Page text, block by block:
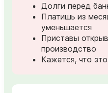
Долги перед
Платишь из
уменьшается
Приставы
производство
Кажется, что